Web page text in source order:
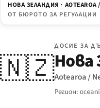
НОВА ЗЕЛАНДИЯ · AOTEAROA /
ОТ БЮРОТО ЗА РЕГУЛАЦИИ
🇳🇿
ДОСИЕ ЗА
Нова
Aotearoa /
Регион: